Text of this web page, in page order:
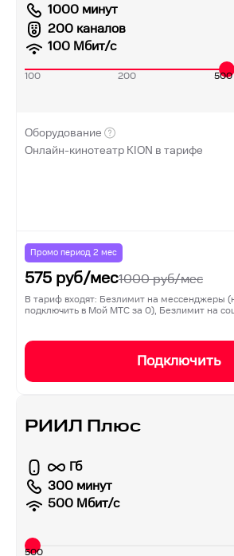
1000 минут
200 каналов
100 Мбит/с
100 200 500
Оборудование
Онлайн-кинотеатр KION в тарифе
Промо период 2 мес
575 руб/мес1000руб/мес
В тариф входят: Безлимит на мессенджеры
подключить в Мой МТС за 0), Безлимит на
Подключить
РИИЛ Плюс
Гб
300 минут
500 Мбит/с
500